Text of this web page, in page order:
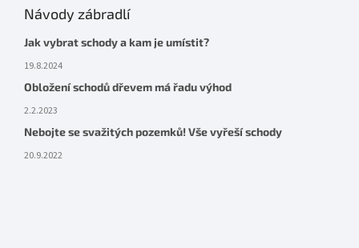
Návody zábradlí
Jak vybrat schody a kam je umístit?
19.8.2024
Obložení schodů dřevem má řadu výhod
2.2.2023
Nebojte se svažitých pozemků! Vše vyřeší schody
20.9.2022